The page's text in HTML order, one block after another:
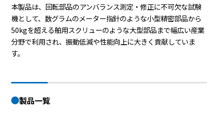
本製品は、回転部品のアンバランス測定・修正に不可欠な試験
機として、数グラムのメーター指針のような小型精密部品から
50kgを超える舶用スクリューのような大型部品まで幅広い産業
分野で利用され、振動低減や性能向上に大きく貢献していま
す。
製品一覧